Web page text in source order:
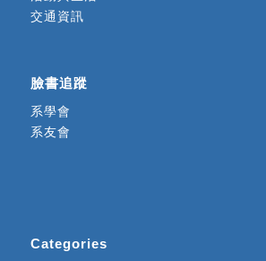
交通資訊
臉書追蹤
系學會
系友會
Categories